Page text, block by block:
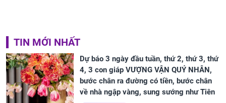
TIN MỚI NHẤT
Dự báo 3 ngày đầu tuần, thứ 2, thứ 3, thứ
4, 3 con giáp VƯỢNG VẬN QUÝ NHÂN,
bước chân ra đường có tiền, bước chân
về nhà ngập vàng, sung sướng như Tiên